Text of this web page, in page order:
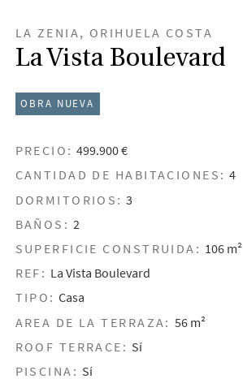
LA ZENIA, ORIHUELA COSTA
La Vista Boulevard
OBRA NUEVA
PRECIO: 499.900 €
CANTIDAD DE HABITACIONES: 4
DORMITORIOS: 3
BAÑOS: 2
SUPERFICIE CONSTRUIDA: 106 m²
REF: La Vista Boulevard
TIPO: Casa
AREA DE LA TERRAZA: 56 m²
ROOF TERRACE: Sí
PISCINA: Sí